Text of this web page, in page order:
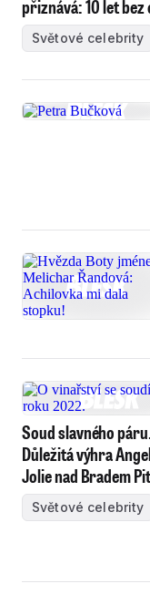
přiznává: 10 let bez
Světové celebrity
Soud slavného
Důležitá výhra
Jolie nad Bradem
Světové celebrity